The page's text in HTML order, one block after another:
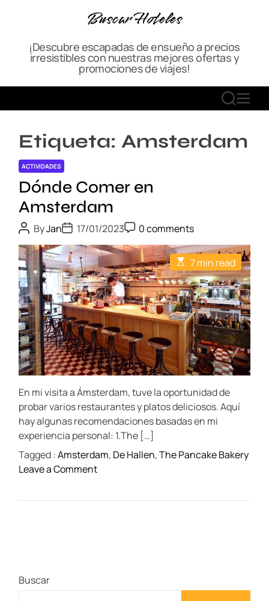
o
Buscar Hoteles
¡Descubre escapadas de ensueño a precios
irresistibles con nuestras mejores ofertas y
promociones de viajes!
S
E
R
M
E
U
Etiqueta: Amsterdam
ACTIVIDADES
Dónde Comer en
Amsterdam
P
o
s
t
A
u
t
h
o
r
ByJanP
o
s
t
D
a
t
e
17/01/2023P
o
s
t
C
o
m
m
e
n
0 comments
E
s
t
i
m
a
t
e
a
d
i
m
e
7 min read
En mi visita a Ámsterdam, tuve la oportunidad de
probar varios restaurantes y platos deliciosos. Aquí
hay algunas recomendaciones basadas en mi
experiencia personal: 1.The […]
Tagged :Amsterdam, De Hallen,The Pancake Bakery
Leave a Commento
D
Buscar